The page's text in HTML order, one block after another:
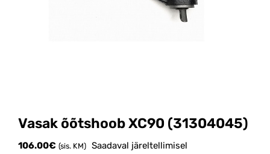
Vasak õõtshoob XC90 (31304045)
106.00€ (sis. KM) Saadaval järeltellimisel